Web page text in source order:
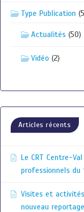
Type Publication
Actualités (50)
Vidéo (2)
Articles récents
Le CRT Centre-
professionnels
Visites et
nouveau